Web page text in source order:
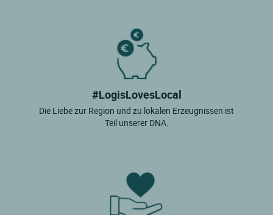
#LogisLovesLocal
Die Liebe zur Region und zu lokalen Erzeugnissen ist
Teil unserer DNA.